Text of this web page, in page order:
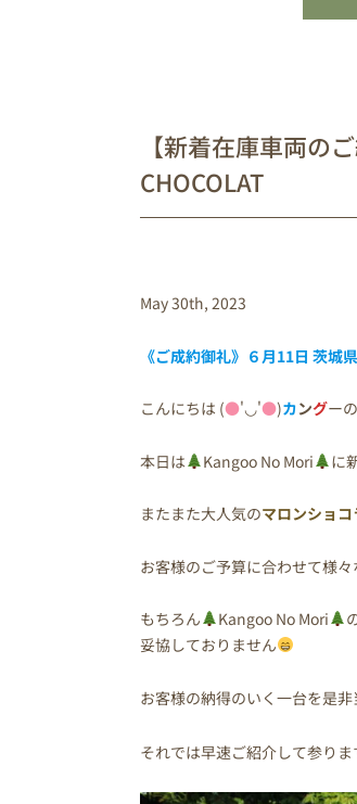
【新着在庫車両の
CHOCOLAT
May 30th, 2023
《ご成約御礼》６月11日 茨城
こんにちは (●'◡'●)カングーの
本日は Kangoo No Mori に
またまた大人気のマロンショコ
お客様のご予算に合わせて様
もちろん Kangoo No Mori
妥協しておりません
お客様の納得のいく一台を是
それでは早速ご紹介して参りま